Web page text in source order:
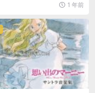
1 年前